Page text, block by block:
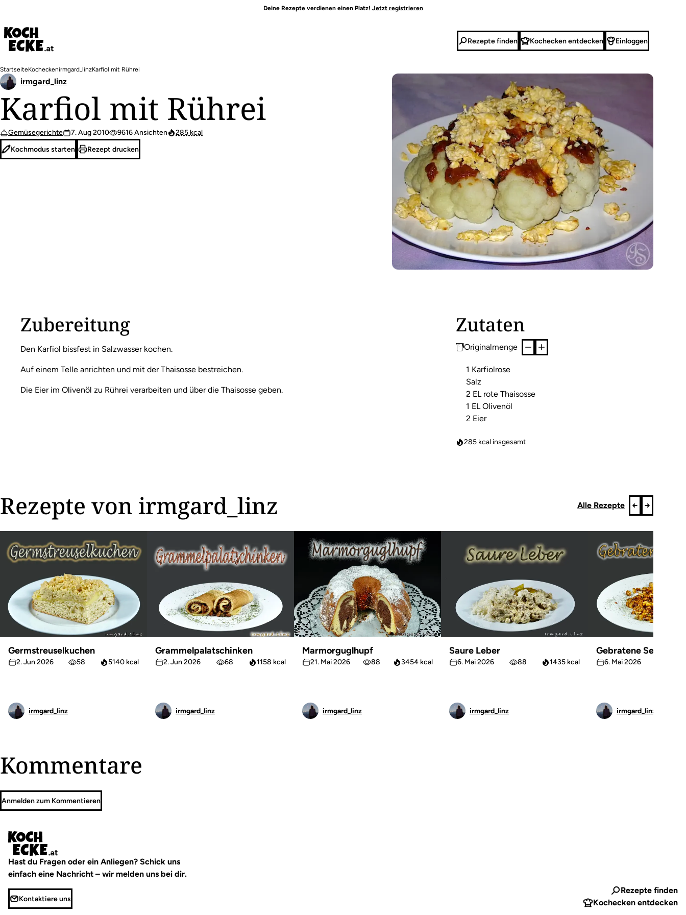
Inhalt
Deine Rezepte verdienen einen Platz! Jetzt registrieren
Rezepte finden Kochecken entdecken Einloggen
Pfadnavigation
StartseiteKocheckenirmgard_linzKarfiol mit Rührei
Karfiol mit Rührei
Gemüsegerichte 7. Aug 2010 9616 Ansichten 285 kcal
irmgard_linz
Kochmodus starten Rezept drucken
Zubereitung
Den Karfiol bissfest in Salzwasser kochen.
Auf einem Telle anrichten und mit der Thaisosse bestreichen.
Die Eier im Olivenöl zu Rührei verarbeiten und über die Thaisosse geben.
Zutaten
Originalmenge
1 Karfiolrose
Salz
2 EL rote Thaisosse
1 EL Olivenöl
2 Eier
285 kcal insgesamt
Rezepte von irmgard_linz Alle Rezepte
Germstreuselkuchen
2. Jun 2026 58 5140 kcal
irmgard_linz
Grammelpalatschinken
2. Jun 2026 68 1158 kcal
irmgard_linz
Marmorguglhupf
21. Mai 2026 88 3454 kcal
irmgard_linz
Saure Leber
6. Mai 2026 88 1435 kcal
irmgard_linz
Gebratene Sellerie
6. Mai 2026
irmgard_linz
Kommentare
Anmelden zum Kommentieren
Hast du Fragen oder ein Anliegen? Schick uns
einfach eine Nachricht – wir melden uns bei dir.
Kontaktiere uns
Rezepte finden
Kochecken entdecken